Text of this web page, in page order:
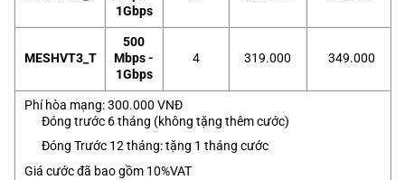
1Gbps
MESHVT3_T
500
Mbps -
1Gbps
4 319.000 349.000
Phí hòa mạng: 300.000 VNĐ
Đóng trước 6 tháng (không tặng thêm cước)
Đóng Trước 12 tháng: tặng 1 tháng cước
Giá cước đã bao gồm 10%VAT